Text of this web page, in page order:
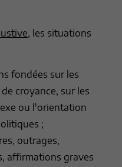
, les situations
fondées sur les
croyance, sur les
ou l'orientation
;
outrages,
affirmations graves